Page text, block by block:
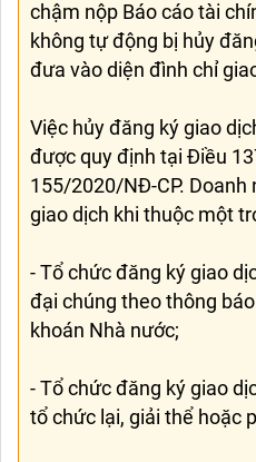
chậm nộp Báo cáo tài
không tự động bị hủy
đưa vào diện đình chỉ
Việc hủy đăng ký giao
được quy định tại Điều
155/2020/NĐ-CP. Doanh
giao dịch khi thuộc một
- Tổ chức đăng ký giao
đại chúng theo thông
khoán Nhà nước;
- Tổ chức đăng ký giao
tổ chức lại, giải thể hoặc